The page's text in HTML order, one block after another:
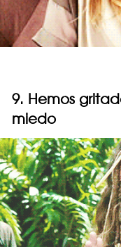
9. Hemos
miedo